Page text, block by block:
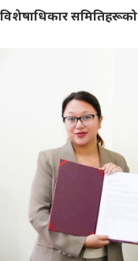
विशेषाधिकार समितिहरूको